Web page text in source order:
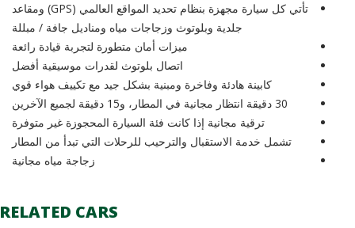
تأتي كل سيارة مجهزة بنظام تحديد المواقع العالمي (GPS) ومقاعد
جلدية وبلوتوث وزجاجات مياه ومناديل جافة / مبللة
ميزات أمان متطورة لتجربة قيادة رائعة
اتصال بلوتوث لقدرات موسيقية أفضل
كابينة هادئة وفاخرة ومبنية بشكل جيد مع تكييف هواء قوي
30 دقيقة انتظار مجانية في المطار، و15 دقيقة لجميع الآخرين
ترقية مجانية إذا كانت فئة السيارة المحجوزة غير متوفرة
تشمل خدمة الاستقبال والترحيب للرحلات التي تبدأ من المطار
زجاجة مياه مجانية
RELATED CARS